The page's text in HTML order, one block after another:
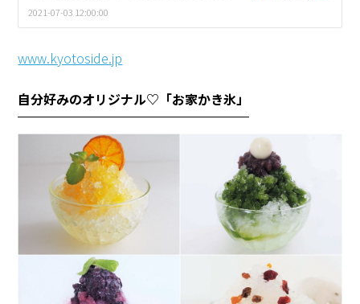
は事前に予約して食べに行きませんか？ 予約を
2021-07-03 12:00:00
www.kyotoside.jp
自分好みのオリジナル♡「お家かき氷」